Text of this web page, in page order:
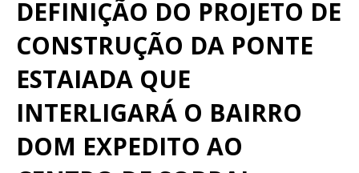
DEFINIÇÃO DO PROJETO DE
CONSTRUÇÃO DA PONTE
ESTAIADA QUE
INTERLIGARÁ O BAIRRO
DOM EXPEDITO AO